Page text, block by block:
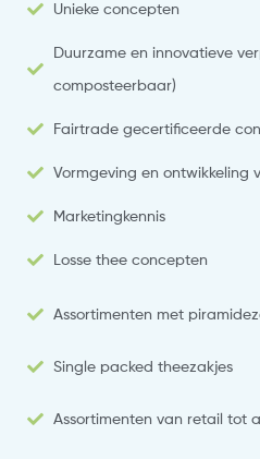
Unieke concepten
Duurzame en innovatieve
composteerbaar)
Fairtrade gecertificeerde
Vormgeving en ontwikkeling
Marketingkennis
Losse thee concepten
Assortimenten met
Single packed theezakjes
Assortimenten van retail tot